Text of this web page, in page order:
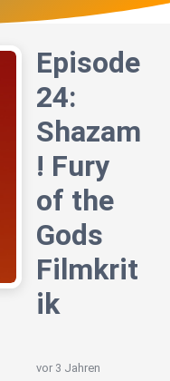
Episode
24:
Shazam
! Fury
of the
Gods
Filmkrit
ik
vor 3 Jahren